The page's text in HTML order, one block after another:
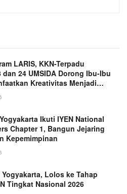
LARIS, KKN-Terpadu
dan 24 UMSIDA Dorong Ibu-Ibu
Kreativitas Menjadi
Ikuti IYEN National
Chapter 1, Bangun Jejaring
Kepemimpinan
Yogyakarta, Lolos ke Tahap
Tingkat Nasional 2026